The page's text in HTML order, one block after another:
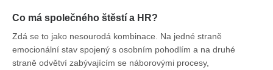
Co má společného štěstí a HR?
Zdá se to jako nesourodá kombinace. Na jedné straně
emocionální stav spojený s osobním pohodlím a na druhé
straně odvětví zabývajícím se náborovými procesy,